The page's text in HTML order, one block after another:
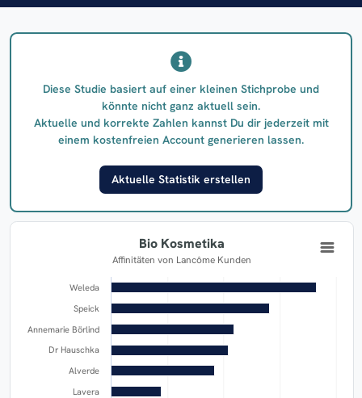
Diese Studie basiert auf einer kleinen Stichprobe und
könnte nicht ganz aktuell sein.
Aktuelle und korrekte Zahlen kannst Du dir jederzeit mit
einem kostenfreien Account generieren lassen.
Aktuelle Statistik erstellen
Bio Kosmetika
Affinitäten von Lancôme Kunden
Weleda
Speick
Annemarie Börlind
Dr Hauschka
Alverde
Lavera